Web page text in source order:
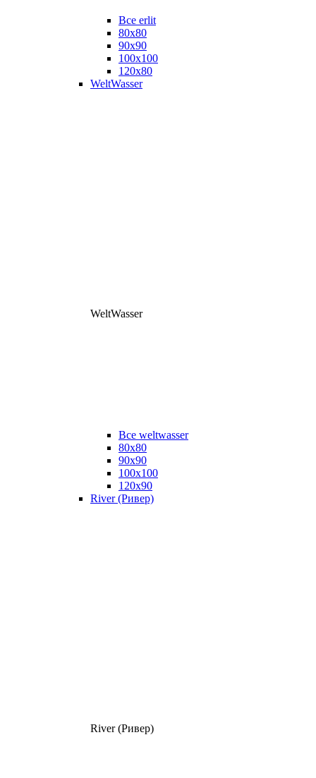
Все erlit
80x80
90x90
100x100
120x80
WeltWasser
WeltWasser
Все weltwasser
80x80
90x90
100x100
120x90
River (Ривер)
River (Ривер)